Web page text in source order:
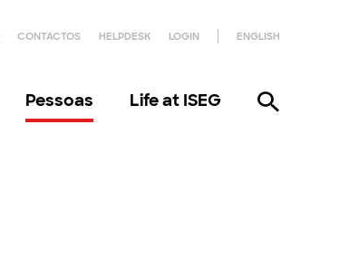
CONTACTOS HELPDESK LOGIN ENGLISH
Pessoas Life at ISEG